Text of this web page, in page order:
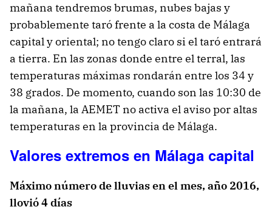
mañana tendremos brumas, nubes bajas y
probablemente taró frente a la costa de Málaga
capital y oriental; no tengo claro si el taró entrará
a tierra. En las zonas donde entre el terral, las
temperaturas máximas rondarán entre los 34 y
38 grados. De momento, cuando son las 10:30 de
la mañana, la AEMET no activa el aviso por altas
temperaturas en la provincia de Málaga.
Valores extremos en Málaga capital
Máximo número de lluvias en el mes, año 2016,
llovió 4 días